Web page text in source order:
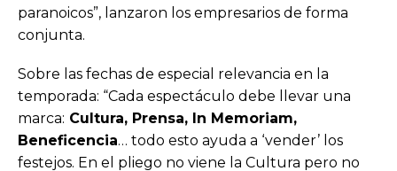
paranoicos”, lanzaron los empresarios de forma
conjunta.
Sobre las fechas de especial relevancia en la
temporada: “Cada espectáculo debe llevar una
marca: Cultura, Prensa, In Memoriam,
Beneficencia… todo esto ayuda a ‘vender’ los
festejos. En el pliego no viene la Cultura pero no